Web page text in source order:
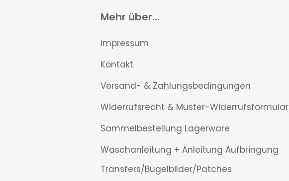
Mehr über...
Impressum
Kontakt
Versand- & Zahlungsbedingungen
Widerrufsrecht & Muster-Widerrufsformular
Sammelbestellung Lagerware
Waschanleitung + Anleitung Aufbringung
Transfers/Bügelbilder/Patches